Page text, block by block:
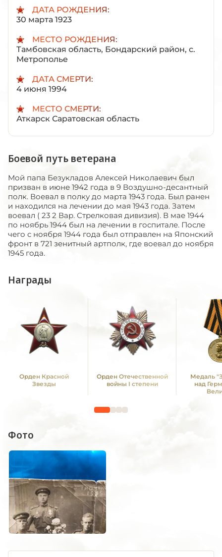
ДАТА РОЖДЕНИЯ:
30 марта 1923
МЕСТО РОЖДЕНИЯ:
Тамбовская область, Бондарский район, с.
Метрополье
ДАТА СМЕРТИ:
4 июня 1994
МЕСТО СМЕРТИ:
Аткарск Саратовская область
Боевой путь ветерана
Мой папа Безукладов Алексей Николаевич был
призван в июне 1942 года в 9 Воздушно-десантный
полк. Воевал в полку до марта 1943 года. Был ранен
и находился на лечении до мая 1943 года. Затем
воевал ( 23 2 Вар. Стрелковая дивизия). В мае 1944
по ноябрь 1944 был на лечении в госпитале. После
чего с ноября 1944 года был отправлен на Японский
фронт в 721 зенитный артполк, где воевал до ноября
1945 года.
Награды
Орден Красной
Звезды
Орден Отечественной
войны I степени
Медаль
над
Фото